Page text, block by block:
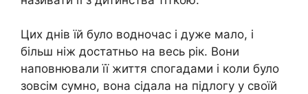
Цих днів їй було водночас і дуже мало, і
більш ніж достатньо на весь рік. Вони
наповнювали її життя спогадами і коли було
зовсім сумно, вона сідала на підлогу у своїй